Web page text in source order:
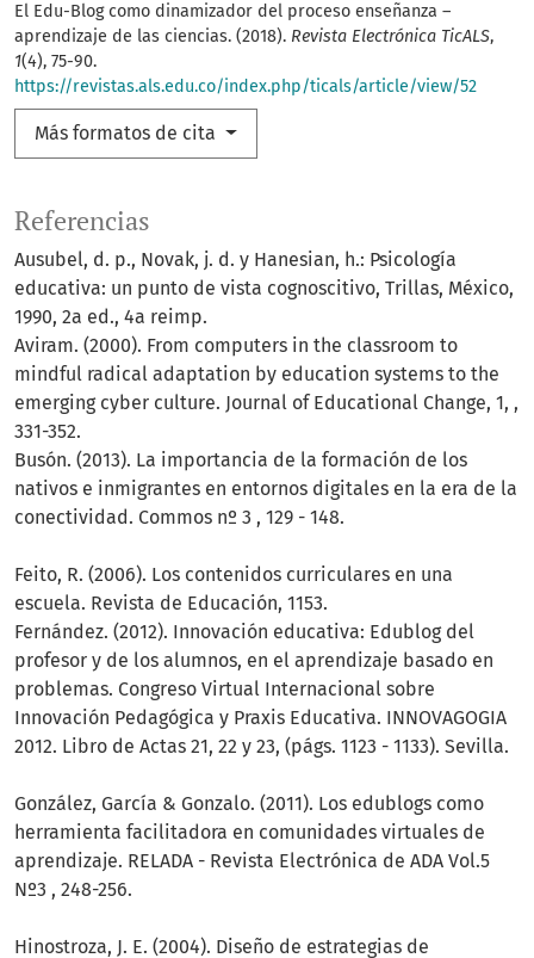
El Edu-Blog como dinamizador del proceso enseñanza –
aprendizaje de las ciencias. (2018). Revista Electrónica TicALS,
1(4), 75-90.
https://revistas.als.edu.co/index.php/ticals/article/view/52
Más formatos de cita
Referencias
Ausubel, d. p., Novak, j. d. y Hanesian, h.: Psicología
educativa: un punto de vista cognoscitivo, Trillas, México,
1990, 2a ed., 4a reimp.
Aviram. (2000). From computers in the classroom to
mindful radical adaptation by education systems to the
emerging cyber culture. Journal of Educational Change, 1, ,
331-352.
Busón. (2013). La importancia de la formación de los
nativos e inmigrantes en entornos digitales en la era de la
conectividad. Commos nº 3 , 129 - 148.
Feito, R. (2006). Los contenidos curriculares en una
escuela. Revista de Educación, 1153.
Fernández. (2012). Innovación educativa: Edublog del
profesor y de los alumnos, en el aprendizaje basado en
problemas. Congreso Virtual Internacional sobre
Innovación Pedagógica y Praxis Educativa. INNOVAGOGIA
2012. Libro de Actas 21, 22 y 23, (págs. 1123 - 1133). Sevilla.
González, García & Gonzalo. (2011). Los edublogs como
herramienta facilitadora en comunidades virtuales de
aprendizaje. RELADA - Revista Electrónica de ADA Vol.5
Nº3 , 248-256.
Hinostroza, J. E. (2004). Diseño de estrategias de